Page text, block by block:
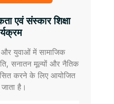
एवं संस्कार शिक्षा
और युवाओं में सामाजिक
सनातन मूल्यों और नैतिक
करने के लिए आयोजित
है।